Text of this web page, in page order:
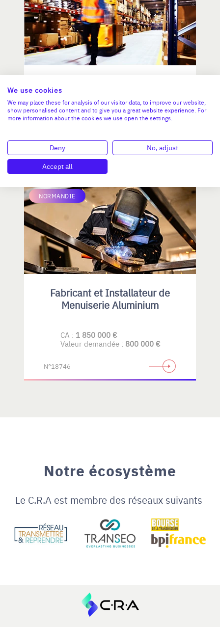
N°18754
NORMANDIE
Fabricant et Installateur de
Menuiserie Aluminium
CA : 1 850 000 €
Valeur demandée : 800 000 €
N°18746
Notre écosystème
Le C.R.A est membre des réseaux suivants
We use cookies
We may place these for analysis of our visitor data, to improve our website,
show personalised content and to give you a great website experience. For
more information about the cookies we use open the settings.
Deny
No, adjust
Accept all